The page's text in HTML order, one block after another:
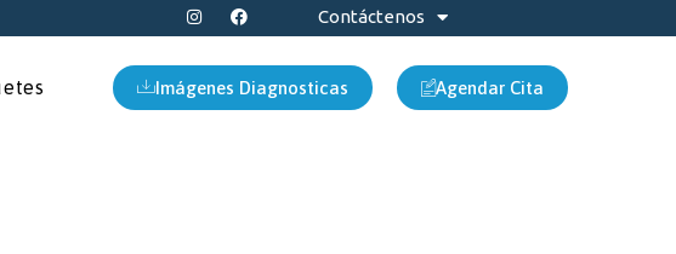
I
n
s
g
r
F
a
c
o
o
Contáctenos
Imágenes Diagnosticas Agendar Cita